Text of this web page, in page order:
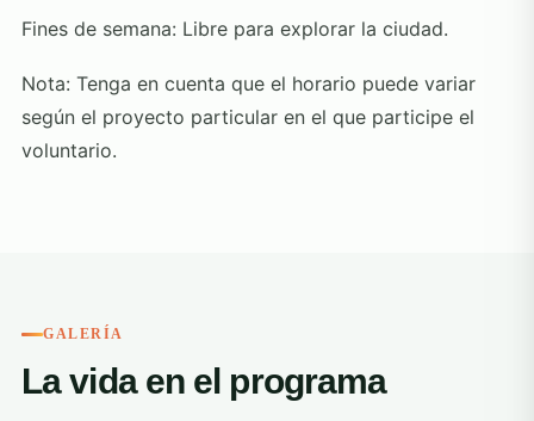
Fines de semana: Libre para explorar la ciudad.
Nota: Tenga en cuenta que el horario puede variar
según el proyecto particular en el que participe el
voluntario.
GALERÍA
La vida en el programa